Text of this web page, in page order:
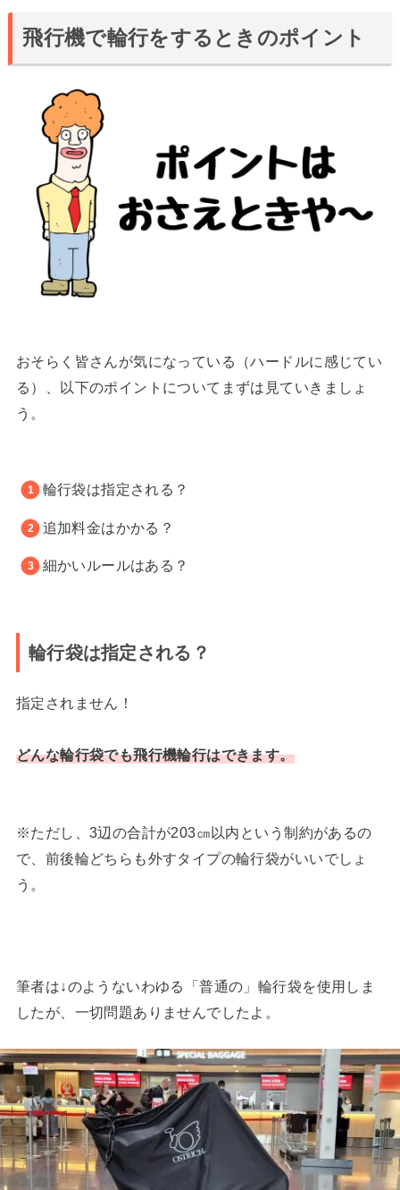
飛行機で輪行をするときのポイント
おそらく皆さんが気になっている（ハードルに感じてい
る）、以下のポイントについてまずは見ていきましょ
う。
輪行袋は指定される？
追加料金はかかる？
細かいルールはある？
輪行袋は指定される？
指定されません！
どんな輪行袋でも飛行機輪行はできます。
※ただし、3辺の合計が203㎝以内という制約があるの
で、前後輪どちらも外すタイプの輪行袋がいいでしょ
う。
筆者は↓のようないわゆる「普通の」輪行袋を使用しま
したが、一切問題ありませんでしたよ。